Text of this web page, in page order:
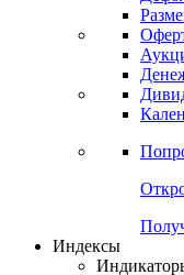
Календарь